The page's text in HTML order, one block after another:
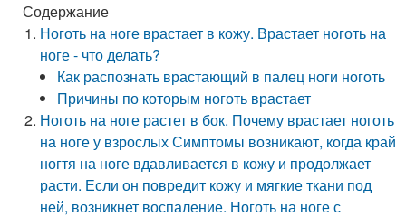
Содержание
Ноготь на ноге врастает в кожу. Врастает ноготь на
ноге - что делать?
Как распознать врастающий в палец ноги ноготь
Причины по которым ноготь врастает
Ноготь на ноге растет в бок. Почему врастает ноготь
на ноге у взрослых Симптомы возникают, когда край
ногтя на ноге вдавливается в кожу и продолжает
расти. Если он повредит кожу и мягкие ткани под
ней, возникнет воспаление. Ноготь на ноге с